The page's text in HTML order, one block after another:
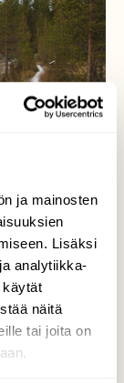
ja mainosten
Lisäksi
analytiikka-
käytät
näitä
tai joita on